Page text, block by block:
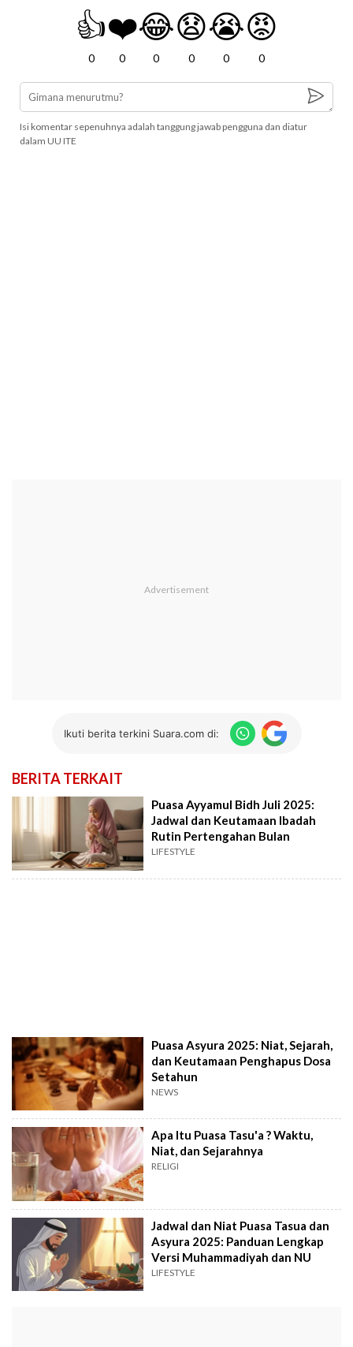
👍
0
❤️
0
😂
0
😧
0
😭
0
😡
0
Isi komentar sepenuhnya adalah tanggung jawab pengguna dan diatur
dalam UU ITE
Ikuti berita terkini Suara.com di:
BERITA TERKAIT
Puasa Ayyamul Bidh Juli 2025:
Jadwal dan Keutamaan Ibadah
Rutin Pertengahan Bulan
LIFESTYLE
Puasa Asyura 2025: Niat, Sejarah,
dan Keutamaan Penghapus Dosa
Setahun
NEWS
Apa Itu Puasa Tasu'a ? Waktu,
Niat, dan Sejarahnya
RELIGI
Jadwal dan Niat Puasa Tasua dan
Asyura 2025: Panduan Lengkap
Versi Muhammadiyah dan NU
LIFESTYLE